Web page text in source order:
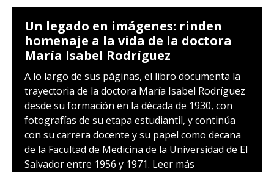
Un legado en imágenes: rinden
homenaje a la vida de la doctora
María Isabel Rodríguez
A lo largo de sus páginas, el libro documenta la
trayectoria de la doctora María Isabel Rodríguez
desde su formación en la década de 1930, con
fotografías de su etapa estudiantil, y continúa
con su carrera docente y su papel como decana
de la Facultad de Medicina de la Universidad de El
Salvador entre 1956 y 1971. Leer más